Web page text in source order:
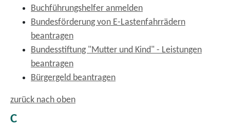
Buchführungshelfer anmelden
Bundesförderung von E-Lastenfahrrädern
beantragen
Bundesstiftung "Mutter und Kind" - Leistungen
beantragen
Bürgergeld beantragen
zurück nach oben
C